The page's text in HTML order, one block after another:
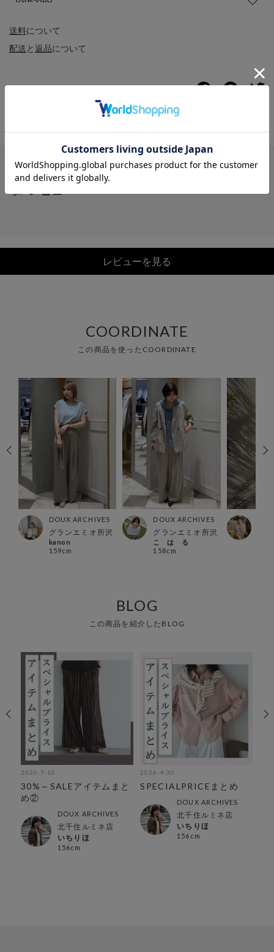
送料について
配送と返品について
レビュー
レビューを見る
COORDINATE
この商品を使ったCOORDINATE
DOUX ARCHIVES
グランエミオ所沢
kanon
159cm
DOUX ARCHIVES
グランエミオ所沢
こ は る
158cm
BLOG
この商品を紹介したBLOG
2026-7-10
30%～SALEアイテムまと
め②
DOUX ARCHIVES
北千住ルミネ店
いちりほ
156cm
2026-4-30
SPECIALPRICEまとめ
DOUX ARCHIVES
北千住ルミネ店
いちりほ
156cm